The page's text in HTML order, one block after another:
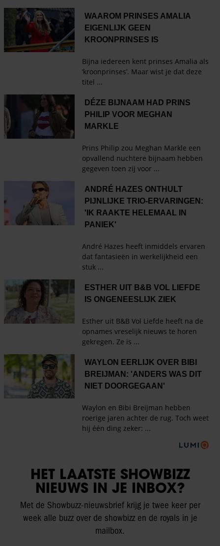
HET LAATSTE SHOWBIZZ
NIEUWS IN JE INBOX?
Met de Showbuzz-nieuwsbrief krijg je twee keer per
week alle buzz over de showbizz en de royals in je
mailbox.